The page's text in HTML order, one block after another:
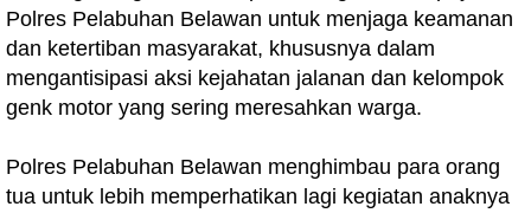
Polres Pelabuhan Belawan untuk menjaga keamanan
dan ketertiban masyarakat, khususnya dalam
mengantisipasi aksi kejahatan jalanan dan kelompok
genk motor yang sering meresahkan warga.
Polres Pelabuhan Belawan menghimbau para orang
tua untuk lebih memperhatikan lagi kegiatan anaknya